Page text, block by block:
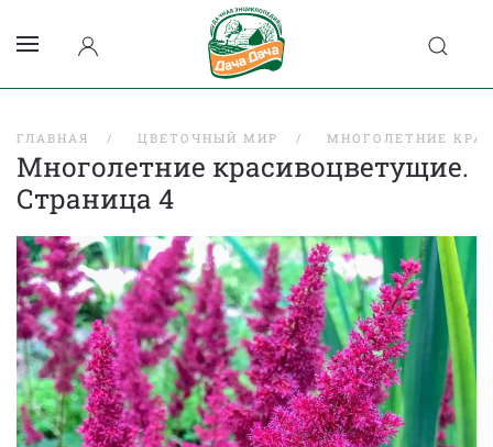
ГЛАВНАЯ ЦВЕТОЧНЫЙ МИР МНОГОЛЕТНИЕ
Многолетние красивоцветущие.
Страница 4